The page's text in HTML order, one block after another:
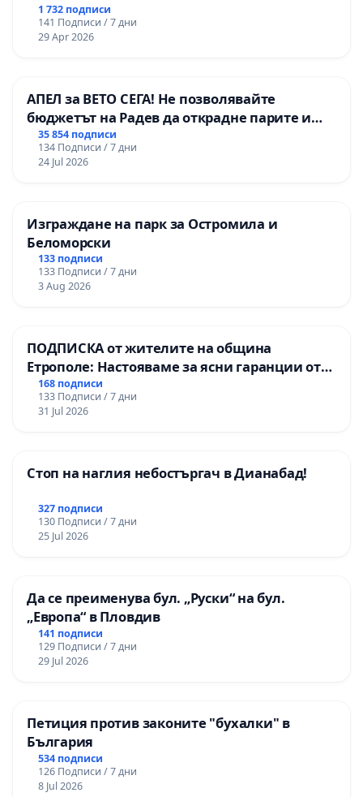
1 732 подписи
141 Подписи / 7 дни
29 Apr 2026
АПЕЛ за ВЕТО СЕГА! Не позволявайте
бюджетът на Радев да открадне парите и
правата ни в тъмното
35 854 подписи
134 Подписи / 7 дни
24 Jul 2026
Изграждане на парк за Остромила и
Беломорски
133 подписи
133 Подписи / 7 дни
3 Aug 2026
ПОДПИСКА от жителите на община
Етрополе: Настояваме за ясни гаранции от
“Елаците-МЕД” АД и от държавата, че ще се
изпълнят всички екологични норми!
168 подписи
133 Подписи / 7 дни
31 Jul 2026
Стоп на наглия небостъргач в Дианабад!
327 подписи
130 Подписи / 7 дни
25 Jul 2026
Да се преименува бул. „Руски“ на бул.
„Европа“ в Пловдив
141 подписи
129 Подписи / 7 дни
29 Jul 2026
Петиция против законите "бухалки" в
България
534 подписи
126 Подписи / 7 дни
8 Jul 2026